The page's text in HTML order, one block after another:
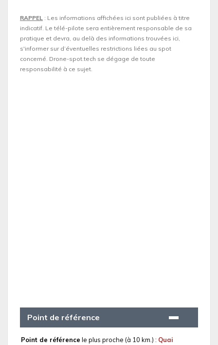
RAPPEL : Les informations affichées ici sont publiées à titre
indicatif. Le télé-pilote sera entièrement responsable de sa
pratique et devra, au delà des informations trouvées ici,
s'informer sur d’éventuelles restrictions liées au spot
concerné. Drone-spot.tech se dégage de toute
responsabilité à ce sujet.
Point de référence
Point de référence le plus proche (à 10 km.) : Quai